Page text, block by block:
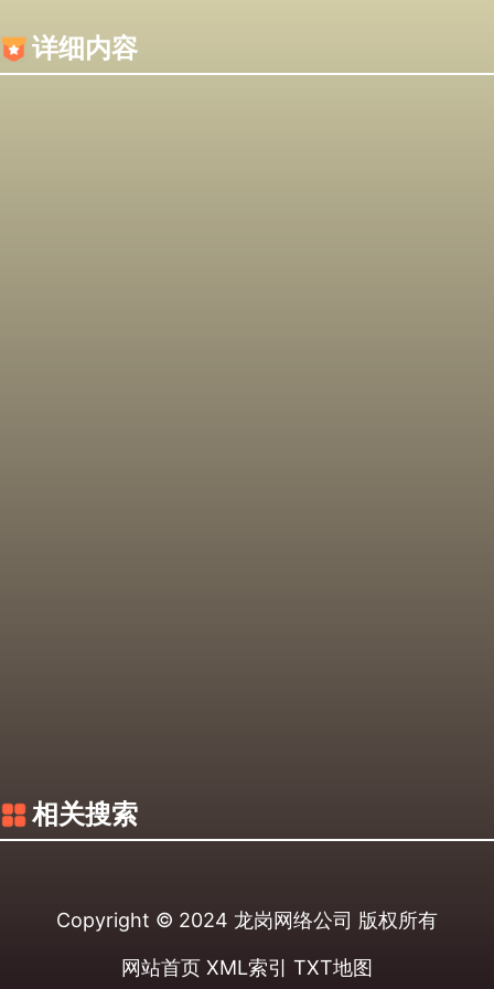
详细内容
相关搜索
Copyright © 2024 龙岗网络公司 版权所有
网站首页 XML索引 TXT地图